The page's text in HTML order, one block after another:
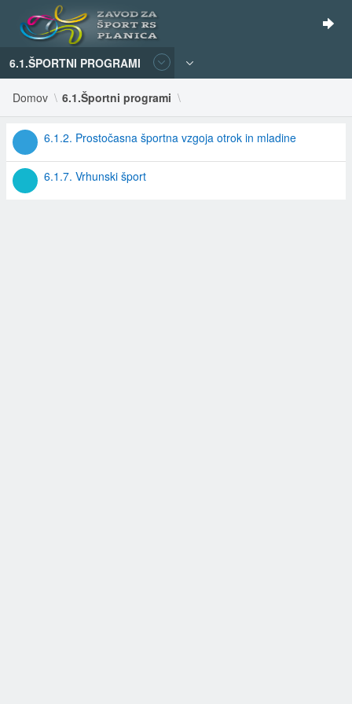
6.1.ŠPORTNI PROGRAMI
Domov 6.1.Športni programi
6.1.2. Prostočasna športna vzgoja otrok in mladine
6.1.7. Vrhunski šport